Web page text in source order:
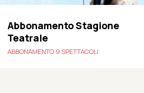
Abbonamento Stagione
Teatrale
ABBONAMENTO 9 SPETTACOLI